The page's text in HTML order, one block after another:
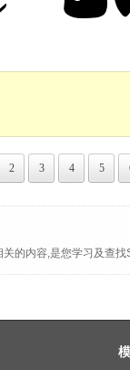
2 3 4 5
关的内容,是您学习及查